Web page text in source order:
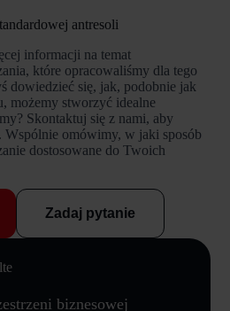
antresoli
informacji na temat
które opracowaliśmy dla tego
dowiedzieć się, jak, podobnie jak
możemy stworzyć idealne
Skontaktuj się z nami, aby
omówimy, w jaki sposób
dostosowane do Twoich
Zadaj pytanie
biznesowej